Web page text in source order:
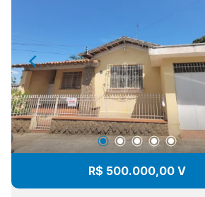
theater, escritórios, reuniões ou
múltiplos livings. Salão Grande: Salão
de festas ou área de eventos
com grande capacidade. ? Lazer
Clube PrivativoPiscina Grande:
para dias de descanso e
Sauna: Espaço de relaxamento
integrado à área de lazer.Quadra
Poliesportiva: Estrutura completa para
futebol, basquete e vôlei, peteca .
R$ 500.000,00 V